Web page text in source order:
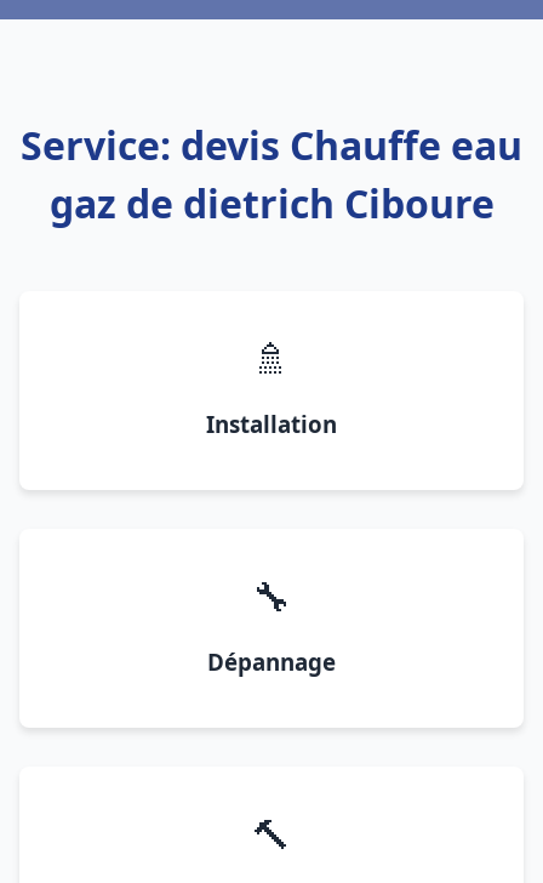
Service: devis Chauffe eau
gaz de dietrich Ciboure
🚿
Installation
🔧
Dépannage
🔨